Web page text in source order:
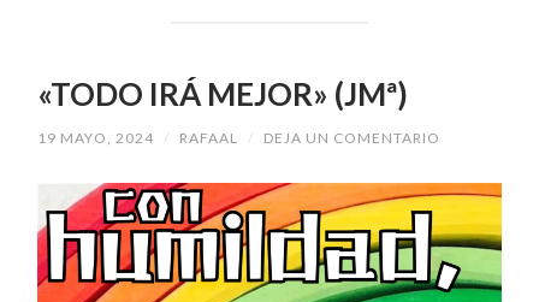
«TODO IRÁ MEJOR» (JMª)
19 MAYO, 2024 / RAFAAL / DEJA UN COMENTARIO